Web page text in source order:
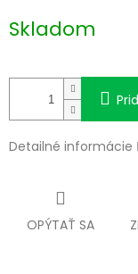
cena:
Skladom
Detailné informácie
OPÝTAŤ SA